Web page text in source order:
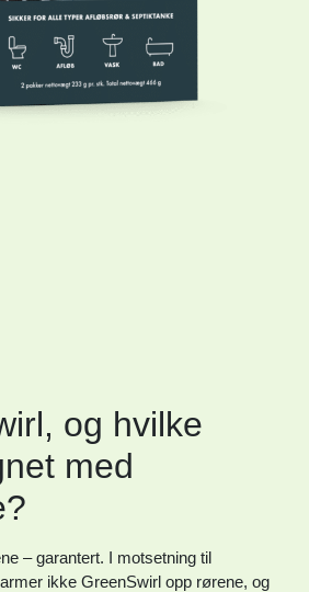
og hvilke
med
– garantert. I motsetning til
ikke GreenSwirl opp rørene, og